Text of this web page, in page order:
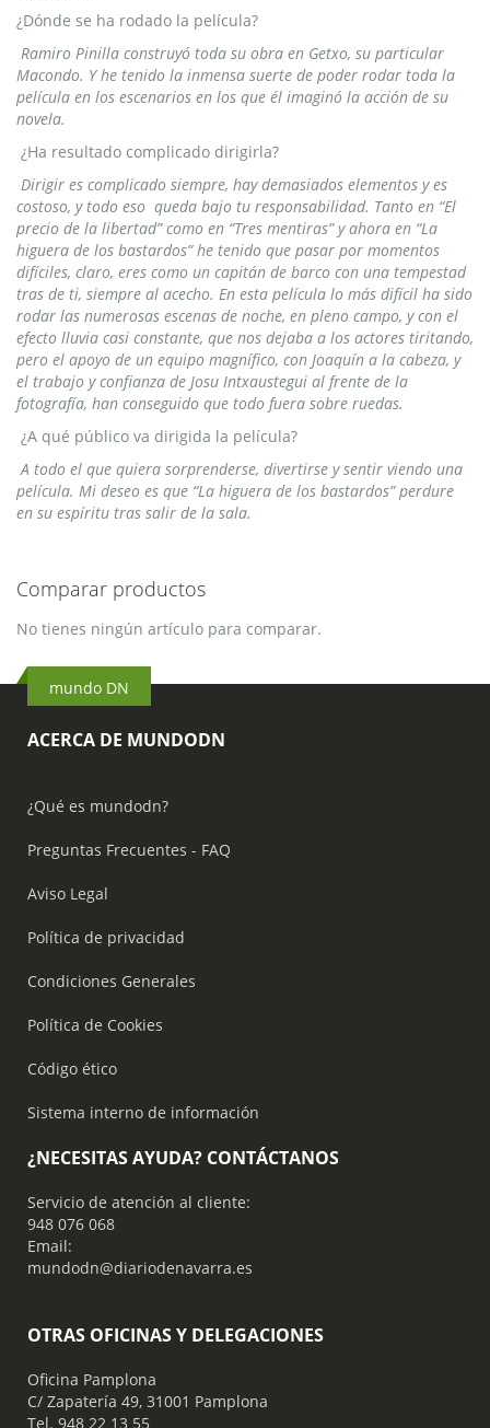
¿Dónde se ha rodado la película?
Ramiro Pinilla construyó toda su obra en Getxo, su particular
Macondo. Y he tenido la inmensa suerte de poder rodar toda la
película en los escenarios en los que él imaginó la acción de su
novela.
¿Ha resultado complicado dirigirla?
Dirigir es complicado siempre, hay demasiados elementos y es
costoso, y todo eso queda bajo tu responsabilidad. Tanto en “El
precio de la libertad” como en “Tres mentiras” y ahora en “La
higuera de los bastardos” he tenido que pasar por momentos
difíciles, claro, eres como un capitán de barco con una tempestad
tras de ti, siempre al acecho. En esta película lo más difícil ha sido
rodar las numerosas escenas de noche, en pleno campo, y con el
efecto lluvia casi constante, que nos dejaba a los actores tiritando,
pero el apoyo de un equipo magnífico, con Joaquín a la cabeza, y
el trabajo y confianza de Josu Intxaustegui al frente de la
fotografía, han conseguido que todo fuera sobre ruedas.
¿A qué público va dirigida la película?
A todo el que quiera sorprenderse, divertirse y sentir viendo una
película. Mi deseo es que “La higuera de los bastardos” perdure
en su espíritu tras salir de la sala.
Comparar productos
No tienes ningún artículo para comparar.
mundo DN
ACERCA DE MUNDODN
¿Qué es mundodn?
Preguntas Frecuentes - FAQ
Aviso Legal
Política de privacidad
Condiciones Generales
Política de Cookies
Código ético
Sistema interno de información
¿NECESITAS AYUDA? CONTÁCTANOS
Servicio de atención al cliente:
948 076 068
Email:
mundodn@diariodenavarra.es
OTRAS OFICINAS Y DELEGACIONES
Oficina Pamplona
C/ Zapatería 49, 31001 Pamplona
Tel. 948 22 13 55